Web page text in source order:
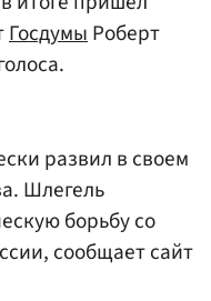
ГосдумыРоберт
развил в своем
Шлегель
борьбу со
сообщает сайт